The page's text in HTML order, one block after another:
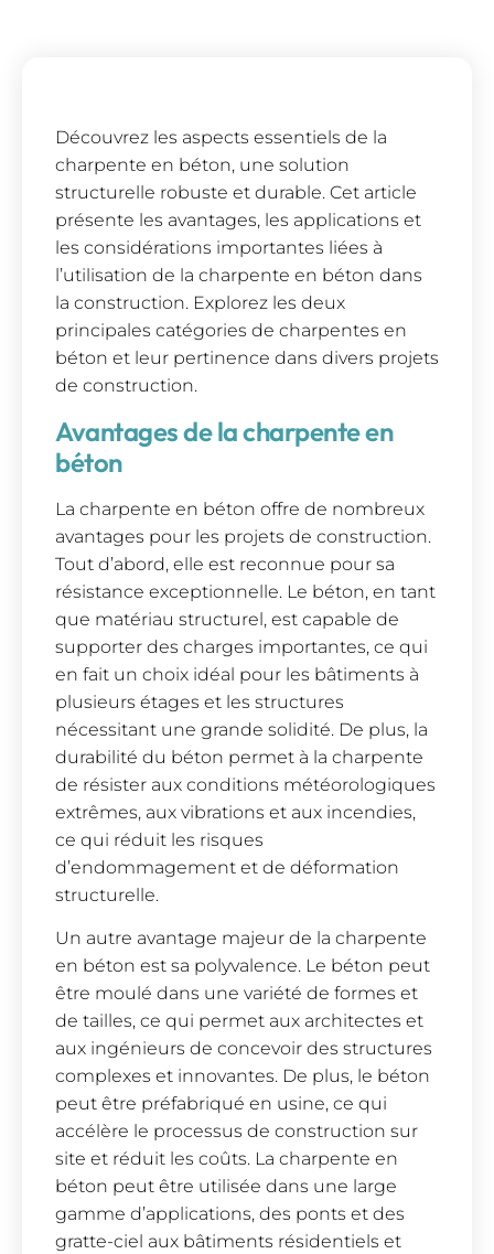
Découvrez les aspects essentiels de la
charpente en béton, une solution
structurelle robuste et durable. Cet article
présente les avantages, les applications et
les considérations importantes liées à
l’utilisation de la charpente en béton dans
la construction. Explorez les deux
principales catégories de charpentes en
béton et leur pertinence dans divers projets
de construction.
Avantages de la charpente en
béton
La charpente en béton offre de nombreux
avantages pour les projets de construction.
Tout d’abord, elle est reconnue pour sa
résistance exceptionnelle. Le béton, en tant
que matériau structurel, est capable de
supporter des charges importantes, ce qui
en fait un choix idéal pour les bâtiments à
plusieurs étages et les structures
nécessitant une grande solidité. De plus, la
durabilité du béton permet à la charpente
de résister aux conditions météorologiques
extrêmes, aux vibrations et aux incendies,
ce qui réduit les risques
d’endommagement et de déformation
structurelle.
Un autre avantage majeur de la charpente
en béton est sa polyvalence. Le béton peut
être moulé dans une variété de formes et
de tailles, ce qui permet aux architectes et
aux ingénieurs de concevoir des structures
complexes et innovantes. De plus, le béton
peut être préfabriqué en usine, ce qui
accélère le processus de construction sur
site et réduit les coûts. La charpente en
béton peut être utilisée dans une large
gamme d’applications, des ponts et des
gratte-ciel aux bâtiments résidentiels et